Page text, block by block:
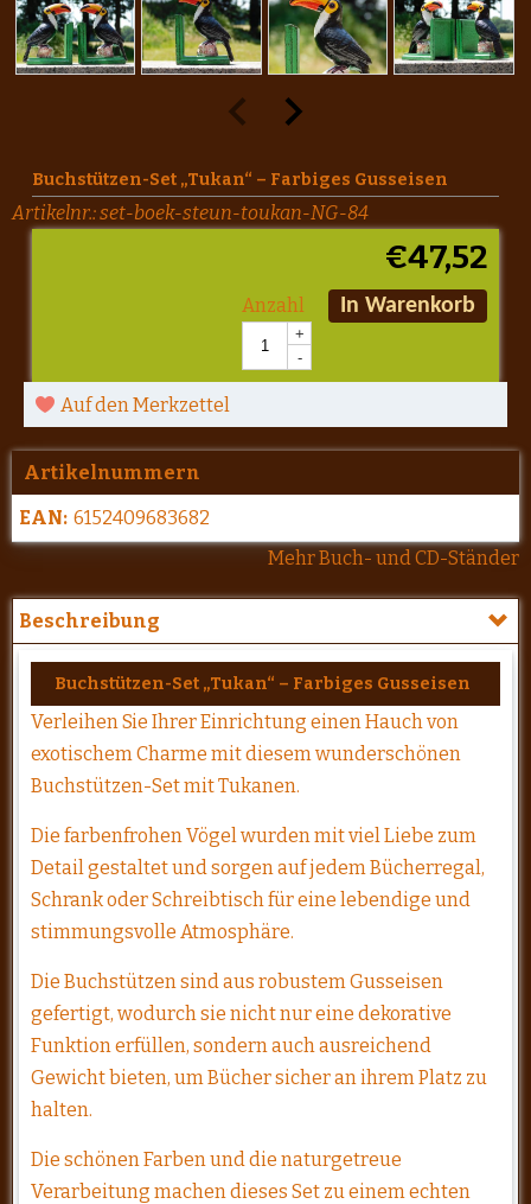
Buchstützen-Set „Tukan“ – Farbiges Gusseisen
Artikelnr.:set-boek-steun-toukan-NG-84
€47,52
Anzahl
+
-
In Warenkorb
Auf den Merkzettel
Artikelnummern
EAN: 6152409683682
Mehr Buch- und CD-Ständer
Beschreibung
Buchstützen-Set „Tukan“ – Farbiges Gusseisen
Verleihen Sie Ihrer Einrichtung einen Hauch von
exotischem Charme mit diesem wunderschönen
Buchstützen-Set mit Tukanen.
Die farbenfrohen Vögel wurden mit viel Liebe zum
Detail gestaltet und sorgen auf jedem Bücherregal,
Schrank oder Schreibtisch für eine lebendige und
stimmungsvolle Atmosphäre.
Die Buchstützen sind aus robustem Gusseisen
gefertigt, wodurch sie nicht nur eine dekorative
Funktion erfüllen, sondern auch ausreichend
Gewicht bieten, um Bücher sicher an ihrem Platz zu
halten.
Die schönen Farben und die naturgetreue
Verarbeitung machen dieses Set zu einem echten